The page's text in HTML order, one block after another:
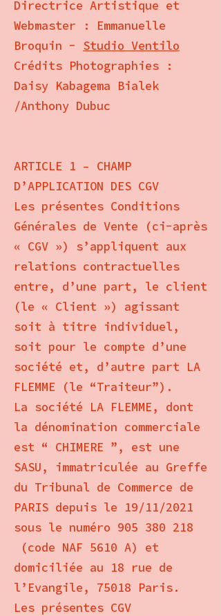
Directrice Artistique et
Webmaster : Emmanuelle
Broquin - Studio Ventilo
Crédits Photographies :
Daisy Kabagema Bialek
/Anthony Dubuc
ARTICLE 1 – CHAMP
D’APPLICATION DES CGV
Les présentes Conditions
Générales de Vente (ci-après
« CGV ») s’appliquent aux
relations contractuelles
entre, d’une part, le client
(le « Client ») agissant
soit à titre individuel,
soit pour le compte d’une
société et, d’autre part LA
FLEMME (le “Traiteur”).
La société LA FLEMME, dont
la dénomination commerciale
est “ CHIMERE ”, est une
SASU, immatriculée au Greffe
du Tribunal de Commerce de
PARIS depuis le 19/11/2021
sous le numéro 905 380 218
(code NAF 5610 A) et
domiciliée au 18 rue de
l’Evangile, 75018 Paris.
Les présentes CGV